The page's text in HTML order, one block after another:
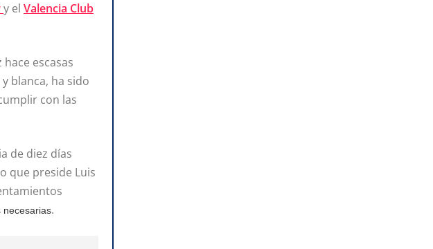
y el Valencia Club
escasas
blanca, ha sido
con las
de diez días
que preside Luis
necesarias.